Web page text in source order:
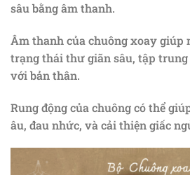
sâu bằng âm thanh.
Âm thanh của chuông xoay giúp
trạng thái thư giãn sâu, tập
với bản thân.
Rung động của chuông có thể
âu, đau nhức, và cải thiện giấc